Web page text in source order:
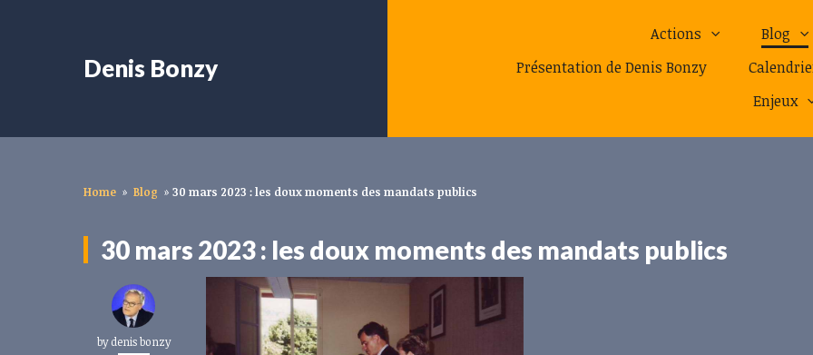
Actions Blog
Présentation de Denis Bonzy
Enjeux
Denis Bonzy
Home » Blog » 30 mars 2023 : les doux moments des mandats publics
30 mars 2023 : les doux moments des mandats publics
bydenis bonzy